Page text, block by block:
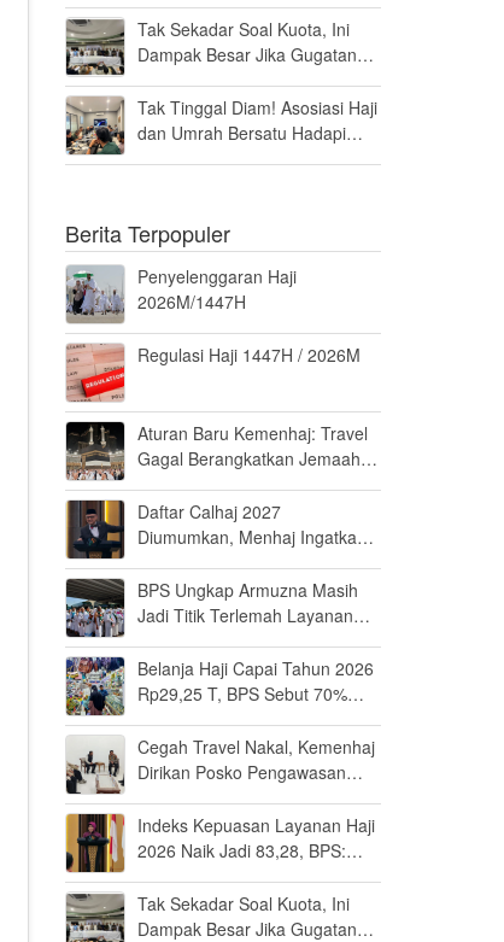
Tak Sekadar Soal Kuota, Ini
Dampak Besar Jika Gugatan
Tak Tinggal Diam! Asosiasi Haji
dan Umrah Bersatu Hadapi
Berita Terpopuler
Penyelenggaran Haji
2026M/1447H
Regulasi Haji 1447H / 2026M
Aturan Baru Kemenhaj: Travel
Gagal Berangkatkan Jemaah
Daftar Calhaj 2027
Diumumkan, Menhaj Ingatkan
BPS Ungkap Armuzna Masih
Jadi Titik Terlemah Layanan
Belanja Haji Capai Tahun 2026
Rp29,25 T, BPS Sebut 70%
Saudi
Cegah Travel Nakal, Kemenhaj
Dirikan Posko Pengawasan
Indeks Kepuasan Layanan Haji
2026 Naik Jadi 83,28, BPS:
Tak Sekadar Soal Kuota, Ini
Dampak Besar Jika Gugatan